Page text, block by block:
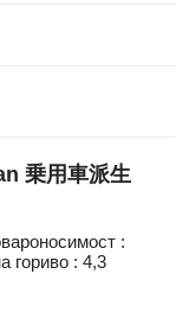
乗用車派生
:
гориво : 4,3